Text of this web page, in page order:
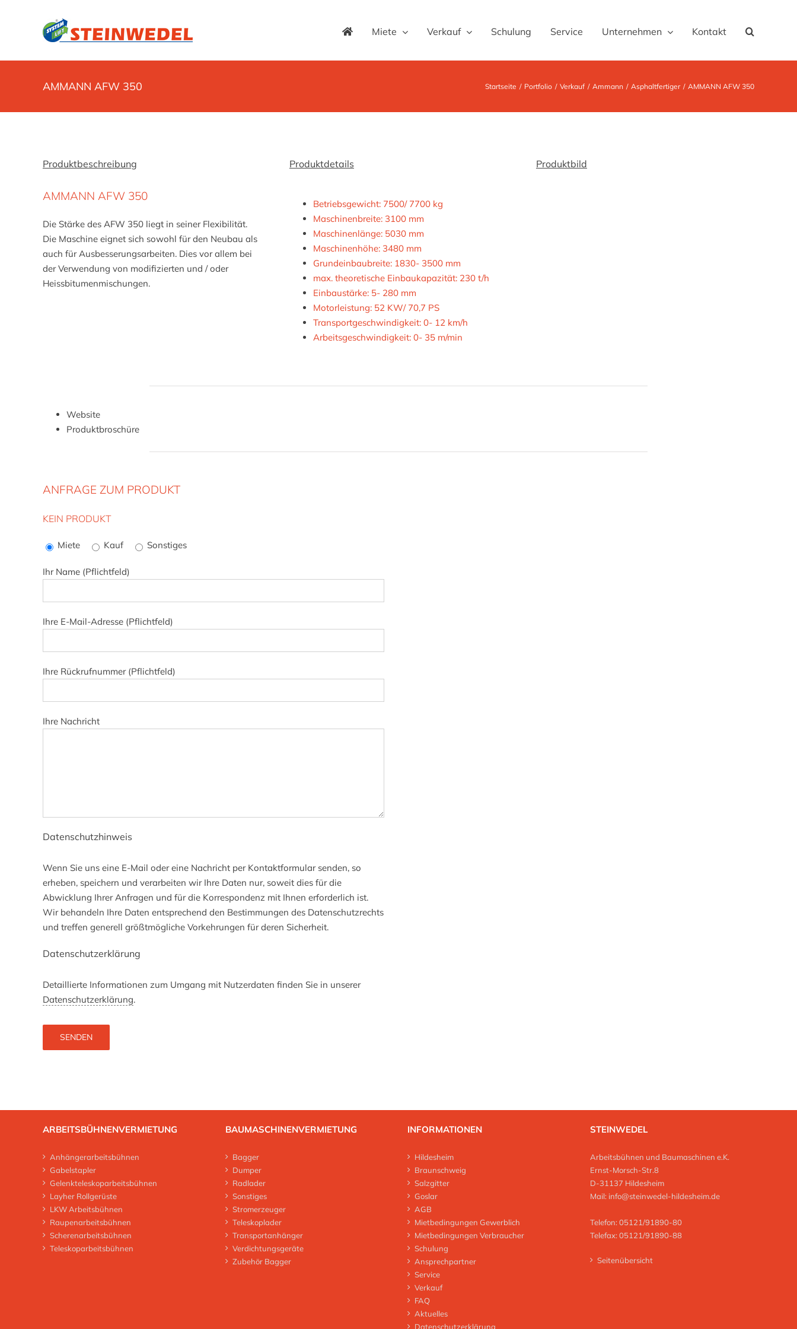
Miete Verkauf Schulung Service Unternehmen Kontakt
AMMANN AFW 350 Startseite Portfolio Verkauf Ammann Asphaltfertiger AMMANN AFW 350
Produktbeschreibung
AMMANN AFW 350
Die Stärke des AFW 350 liegt in seiner Flexibilität.
Die Maschine eignet sich sowohl für den Neubau als
auch für Ausbesserungsarbeiten. Dies vor allem bei
der Verwendung von modifizierten und / oder
Heissbitumenmischungen.
Produktdetails
Betriebsgewicht: 7500/ 7700 kg
Maschinenbreite: 3100 mm
Maschinenlänge: 5030 mm
Maschinenhöhe: 3480 mm
Grundeinbaubreite: 1830- 3500 mm
max. theoretische Einbaukapazität: 230 t/h
Einbaustärke: 5- 280 mm
Motorleistung: 52 KW/ 70,7 PS
Transportgeschwindigkeit: 0- 12 km/h
Arbeitsgeschwindigkeit: 0- 35 m/min
Produktbild
Website
Produktbroschüre
ANFRAGE ZUM PRODUKT
Bitte
dieses
leer.
KEIN PRODUKT
Miete Kauf Sonstiges
Ihr Name (Pflichtfeld)
Ihre E-Mail-Adresse (Pflichtfeld)
Ihre Rückrufnummer (Pflichtfeld)
Ihre Nachricht
Datenschutzhinweis
Wenn Sie uns eine E-Mail oder eine Nachricht per Kontaktformular senden, so
erheben, speichern und verarbeiten wir Ihre Daten nur, soweit dies für die
Abwicklung Ihrer Anfragen und für die Korrespondenz mit Ihnen erforderlich ist.
Wir behandeln Ihre Daten entsprechend den Bestimmungen des Datenschutzrechts
und treffen generell größtmögliche Vorkehrungen für deren Sicherheit.
Datenschutzerklärung
Detaillierte Informationen zum Umgang mit Nutzerdaten finden Sie in unserer
Datenschutzerklärung.
ARBEITSBÜHNENVERMIETUNG
Anhängerarbeitsbühnen
Gabelstapler
Gelenkteleskoparbeitsbühnen
Layher Rollgerüste
LKW Arbeitsbühnen
Raupenarbeitsbühnen
Scherenarbeitsbühnen
Teleskoparbeitsbühnen
BAUMASCHINENVERMIETUNG
Bagger
Dumper
Radlader
Sonstiges
Stromerzeuger
Teleskoplader
Transportanhänger
Verdichtungsgeräte
Zubehör Bagger
INFORMATIONEN
Hildesheim
Braunschweig
Salzgitter
Goslar
AGB
Mietbedingungen Gewerblich
Mietbedingungen Verbraucher
Schulung
Ansprechpartner
Service
Verkauf
FAQ
Aktuelles
Datenschutzerklärung
STEINWEDEL
Arbeitsbühnen und Baumaschinen e.K.
Ernst-Morsch-Str.8
D-31137 Hildesheim
Mail: info@steinwedel-hildesheim.de
Telefon: 05121/91890-80
Telefax: 05121/91890-88
Seitenübersicht